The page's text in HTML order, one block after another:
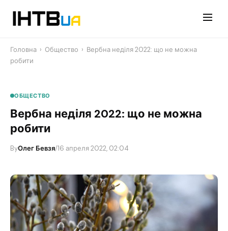
Головна › Общество › Вербна неділя 2022: що не можна
робити
ОБЩЕСТВО
Вербна неділя 2022: що не можна
робити
ByОлег Бевзя/16 апреля 2022, 02:04